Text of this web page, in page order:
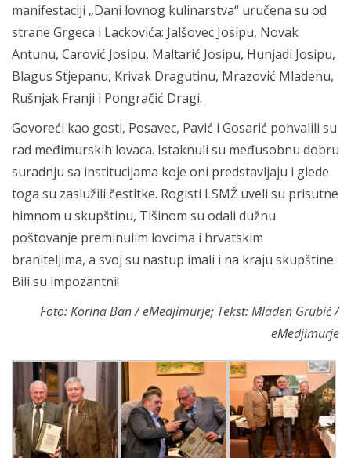
manifestaciji „Dani lovnog kulinarstva“ uručena su od
strane Grgeca i Lackovića: Jalšovec Josipu, Novak
Antunu, Carović Josipu, Maltarić Josipu, Hunjadi Josipu,
Blagus Stjepanu, Krivak Dragutinu, Mrazović Mladenu,
Rušnjak Franji i Pongračić Dragi.
Govoreći kao gosti, Posavec, Pavić i Gosarić pohvalili su
rad međimurskih lovaca. Istaknuli su međusobnu dobru
suradnju sa institucijama koje oni predstavljaju i glede
toga su zaslužili čestitke. Rogisti LSMŽ uveli su prisutne
himnom u skupštinu, Tišinom su odali dužnu
poštovanje preminulim lovcima i hrvatskim
braniteljima, a svoj su nastup imali i na kraju skupštine.
Bili su impozantni!
Foto: Korina Ban / eMedjimurje; Tekst: Mladen Grubić /
eMedjimurje